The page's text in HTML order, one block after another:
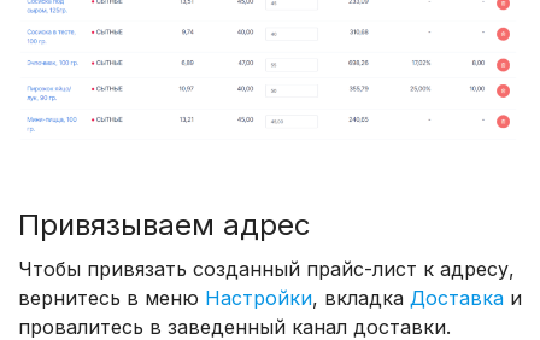
Привязываем адрес
Чтобы привязать созданный прайс-лист к адресу,
вернитесь в меню Настройки, вкладка Доставка и
провалитесь в заведенный канал доставки.